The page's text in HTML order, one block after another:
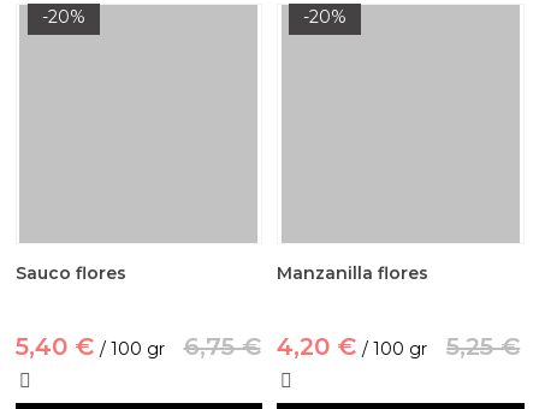
-20%
Sauco flores
5,40 € / 100 gr 6,75 €
-20%
Manzanilla flores
4,20 € / 100 gr 5,25 €